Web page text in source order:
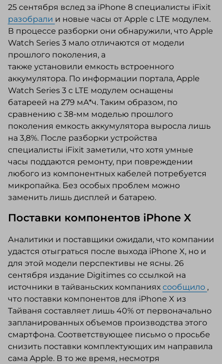
25 сентября вслед за iPhone 8 специалисты iFixit
разобрали и новые часы от Apple с LTE модулем.
В процессе разборки они обнаружили, что Apple
Watch Series 3 мало отличаются от модели
прошлого поколения, а
также установили емкость встроенного
аккумулятора. По информации портала, Apple
Watch Series 3 с LTE модулем оснащены
батареей на 279 мА*ч. Таким образом, по
сравнению с 38-мм моделью прошлого
поколения емкость аккумулятора выросла лишь
на 3,8%. После разборки устройства
специалисты iFixit заметили, что хотя умные
часы поддаются ремонту, при повреждении
любого из компонентных кабелей потребуется
микропайка. Без особых проблем можно
заменить лишь дисплей и батарею.
Поставки компонентов iPhone X
Аналитики и поставщики ожидали, что компании
удастся отыграться после выхода iPhone X, но и
для этой модели перспективы не ясны. 26
сентября издание Digitimes со ссылкой на
источники в тайваньских компаниях сообщило ,
что поставки компонентов для iPhone X из
Тайваня составляет лишь 40% от первоначально
запланированных объемов производства этого
смартфона. Соответствующее письмо о просьбе
снизить поставки комплектующих им направила
сама Apple. В то же время, несмотря